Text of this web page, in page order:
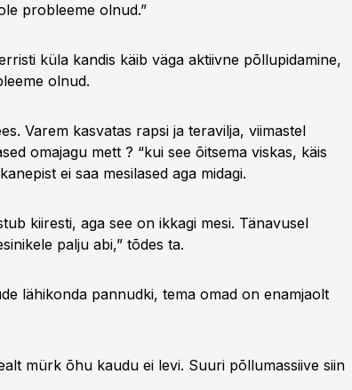
probleeme olnud.”
küla kandis käib väga aktiivne põllupidamine,
olnud.
Varem kasvatas rapsi ja teravilja, viimastel
omajagu mett ? “kui see õitsema viskas, käis
ei saa mesilased aga midagi.
kiiresti, aga see on ikkagi mesi. Tänavusel
palju abi,” tõdes ta.
lähikonda pannudki, tema omad on enamjaolt
mürk õhu kaudu ei levi. Suuri põllumassiive siin